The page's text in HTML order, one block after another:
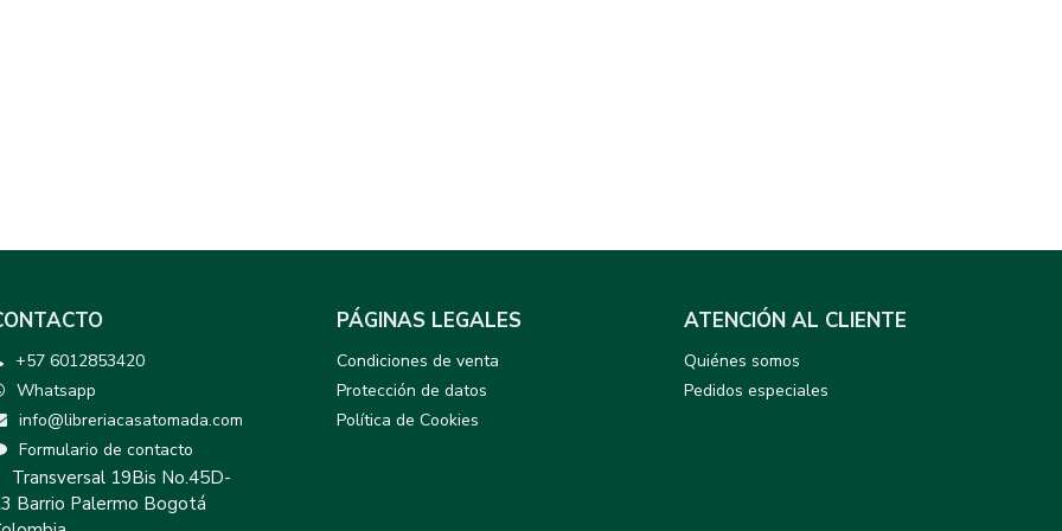
+57 6012853420
Whatsapp
info@libreriacasatomada.com
Formulario de contacto
Transversal 19Bis No.45D-
Barrio Palermo Bogotá
PÁGINAS LEGALES
Condiciones de venta
Protección de datos
Política de Cookies
ATENCIÓN AL CLIENTE
Quiénes somos
Pedidos especiales